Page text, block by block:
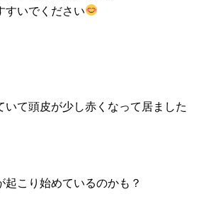
すいでください
いて頭皮が少し赤くなって居ました
起こり始めているのかも？